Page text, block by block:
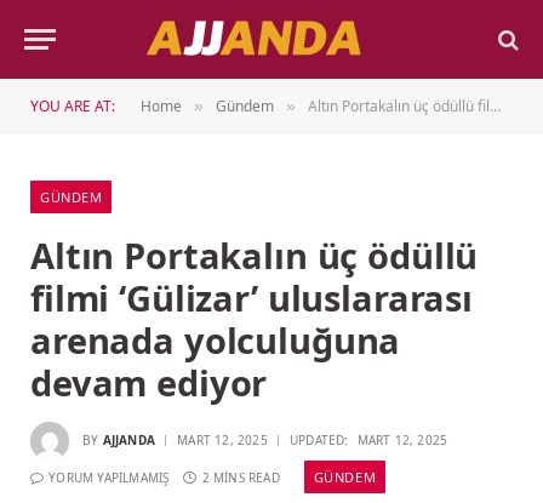
YOU ARE AT: Home » Gündem » Altın Portakalın üç ödüllü filmi ‘Gülizar’ uluslararası arenada yolculuğuna devam ediyor
GÜNDEM
Altın Portakalın üç ödüllü
filmi ‘Gülizar’ uluslararası
arenada yolculuğuna
devam ediyor
BY AJJANDA MART 12, 2025 UPDATED: MART 12, 2025
YORUM YAPILMAMIŞ 2 MINS READ GÜNDEM